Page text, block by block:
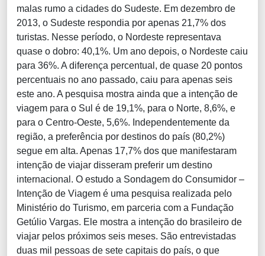
malas rumo a cidades do Sudeste. Em dezembro de
2013, o Sudeste respondia por apenas 21,7% dos
turistas. Nesse período, o Nordeste representava
quase o dobro: 40,1%. Um ano depois, o Nordeste caiu
para 36%. A diferença percentual, de quase 20 pontos
percentuais no ano passado, caiu para apenas seis
este ano. A pesquisa mostra ainda que a intenção de
viagem para o Sul é de 19,1%, para o Norte, 8,6%, e
para o Centro-Oeste, 5,6%. Independentemente da
região, a preferência por destinos do país (80,2%)
segue em alta. Apenas 17,7% dos que manifestaram
intenção de viajar disseram preferir um destino
internacional. O estudo a Sondagem do Consumidor –
Intenção de Viagem é uma pesquisa realizada pelo
Ministério do Turismo, em parceria com a Fundação
Getúlio Vargas. Ele mostra a intenção do brasileiro de
viajar pelos próximos seis meses. São entrevistadas
duas mil pessoas de sete capitais do país, o que